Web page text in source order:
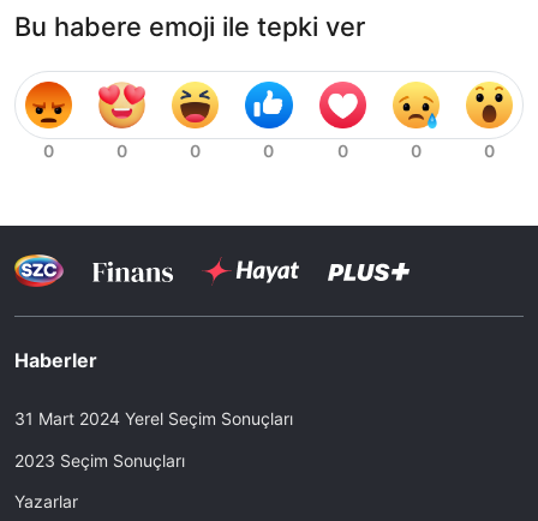
Bu habere emoji ile tepki ver
Haberler
31 Mart 2024 Yerel Seçim Sonuçları
2023 Seçim Sonuçları
Yazarlar